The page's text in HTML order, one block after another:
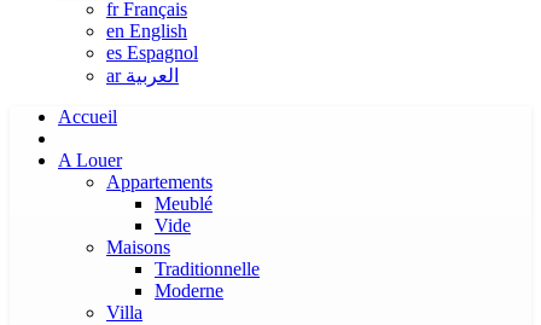
frFrançais
en English
es Espagnol
ar العربية
Accueil
A Louer
Appartements
Meublé
Vide
Maisons
Traditionnelle
Moderne
Villa